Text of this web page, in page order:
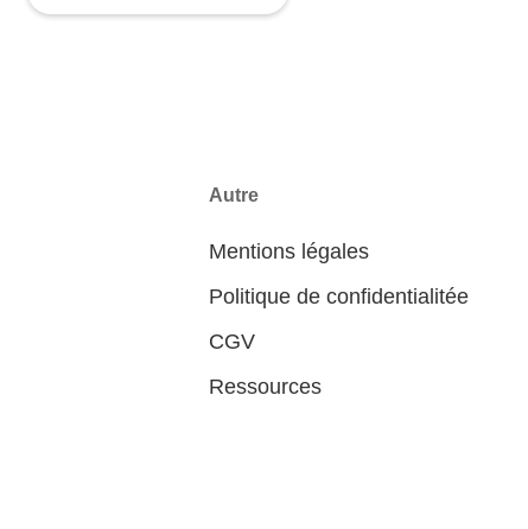
Autre
Mentions légales
Politique de confidentialitée
CGV
Ressources